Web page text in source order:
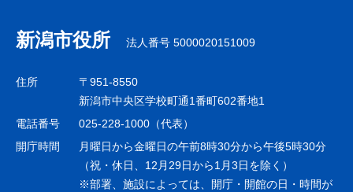
ナ
ビ
ゲ
シ
ョ
新潟市役所 法人番号 5000020151009
住所
〒951-8550
新潟市中央区学校町通1番町602番地1
電話番号
025-228-1000（代表）
開庁時間
月曜日から金曜日の午前8時30分から午後5時30分
（祝・休日、12月29日から1月3日を除く）
※部署、施設によっては、開庁・開館の日・時間が